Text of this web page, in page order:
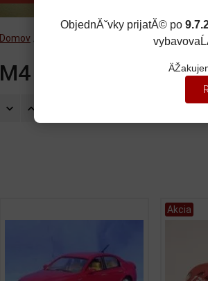
Domov
M4
Akcia
ObjednĂˇvky prijatĂ© po